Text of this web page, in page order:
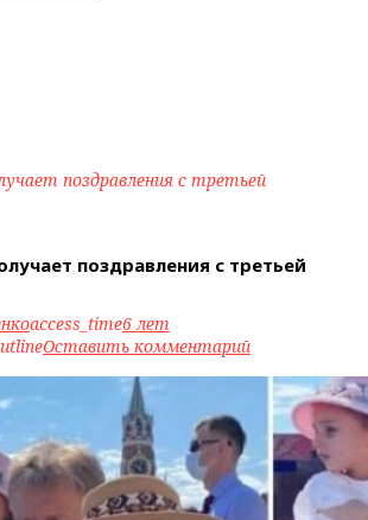
поздравления с третьей
поздравления с третьей
access_time6 лет
Оставить комментарий